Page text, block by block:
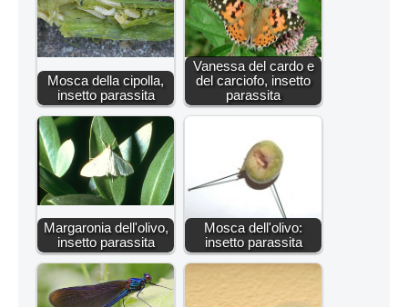
Mosca della cipolla,
insetto parassita
Vanessa del cardo e
del carciofo, insetto
parassita
Margaronia dell'olivo,
insetto parassita
Mosca dell'olivo:
insetto parassita